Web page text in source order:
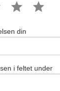
4 star 5 star
din
i feltet under